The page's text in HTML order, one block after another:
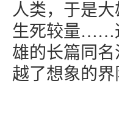
人类，于是
生死较量……
雄的长篇同
越了想象的界